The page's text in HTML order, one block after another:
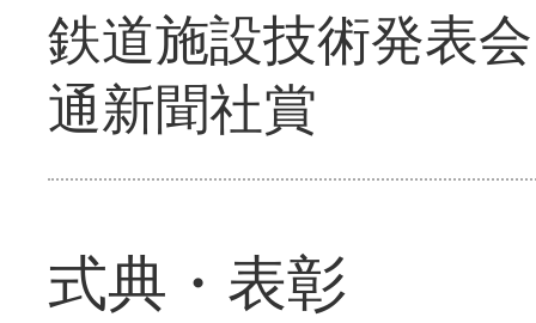
鉄道施設技術発表
通新聞社賞
式典・表彰